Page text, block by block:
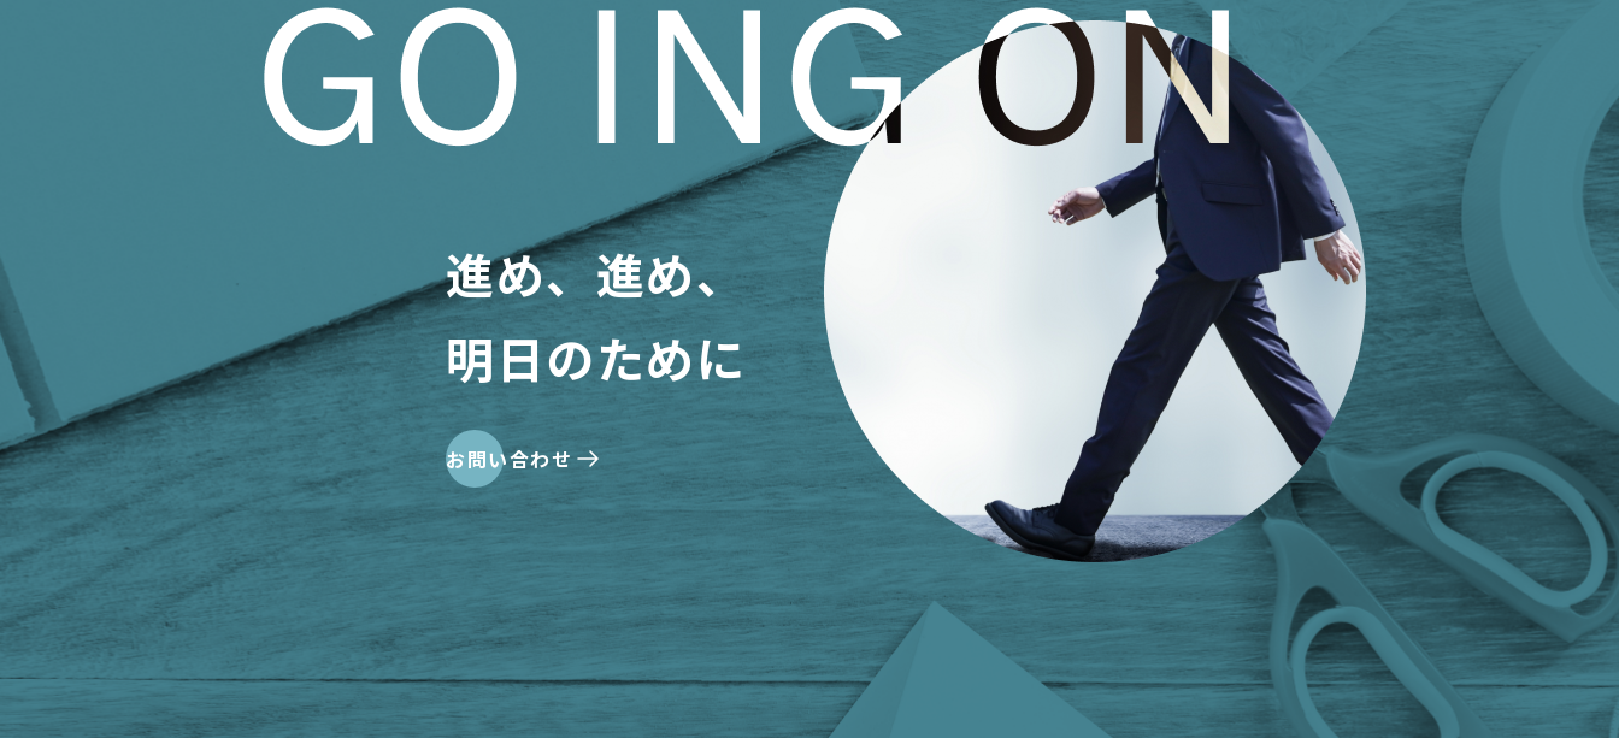
進め、進め、
明日のために
お問い合わせ